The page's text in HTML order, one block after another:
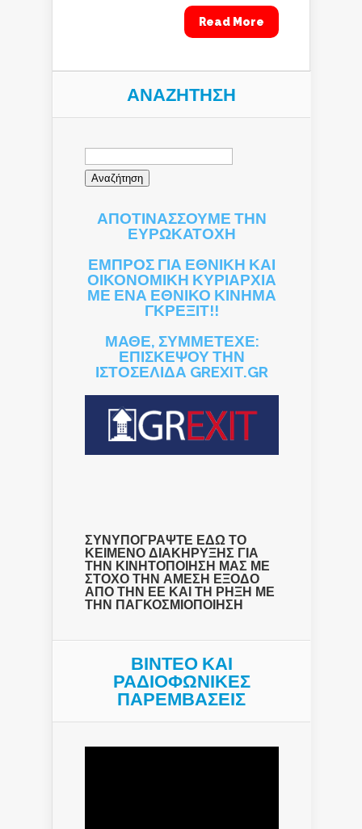
Read More
ΑΝΑΖΉΤΗΣΗ
Αναζήτηση
ΑΠΟΤΙΝΑΣΣΟΥΜΕ ΤΗΝ
ΕΥΡΩΚΑΤΟΧΗ
ΕΜΠΡΟΣ ΓΙΑ ΕΘΝΙΚΗ ΚΑΙ
ΟΙΚΟΝΟΜΙΚΗ ΚΥΡΙΑΡΧΙΑ
ΜΕ ΕΝΑ ΕΘΝΙΚΟ ΚΙΝΗΜΑ
ΓΚΡΕΞΙΤ!!
ΜΑΘΕ, ΣΥΜΜΕΤΕΧΕ:
ΕΠΙΣΚΕΨΟΥ ΤΗΝ
ΙΣΤΟΣΕΛΙΔΑ GREXIT.GR
ΣΥΝΥΠΟΓΡΑΨΤΕ ΕΔΩ ΤΟ
ΚΕΙΜΕΝΟ ΔΙΑΚΗΡΥΞΗΣ ΓΙΑ
ΤΗΝ ΚΙΝΗΤΟΠΟΙΗΣΗ ΜΑΣ ΜΕ
ΣΤΟΧΟ ΤΗΝ ΑΜΕΣΗ ΕΞΟΔΟ
ΑΠΟ ΤΗΝ ΕΕ ΚΑΙ ΤΗ ΡΗΞΗ ΜΕ
ΤΗΝ ΠΑΓΚΟΣΜΙΟΠΟΙΗΣΗ
ΒΙΝΤΕΟ ΚΑΙ
ΡΑΔΙΟΦΩΝΙΚΕΣ
ΠΑΡΕΜΒΑΣΕΙΣ